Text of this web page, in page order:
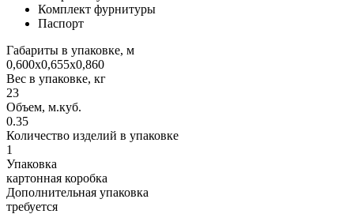
Комплект фурнитуры
Паспорт
Габариты в упаковке, м
0,600х0,655х0,860
Вес в упаковке, кг
23
Объем, м.куб.
0.35
Количество изделий в упаковке
1
Упаковка
картонная коробка
Дополнительная упаковка
требуется